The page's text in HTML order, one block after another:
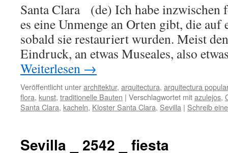
Santa Clara (de) Ich habe inzwischen
es eine Unmenge an Orten gibt, die
sobald sie restauriert wurden. Meist
Eindruck, an etwas Museales, also
Weiterlesen →
Veröffentlicht unterarchitektur, arquitectura, arquitectura popular
flora, kunst, traditionelle Bauten | Verschlagwortet mitazulejos,
Santa Clara, kacheln, Kloster Santa Clara, Sevilla | Schreib
Sevilla _ 2542 _ fiesta